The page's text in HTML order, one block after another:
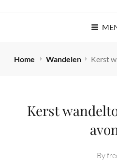
Home Wandelen Kerst
Kerst
By